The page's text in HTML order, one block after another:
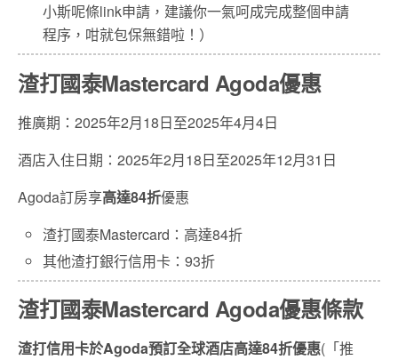
小斯呢條link申請，建議你一氣呵成完成整個申請
程序，咁就包保無錯啦！）
渣打國泰Mastercard Agoda優惠
推廣期：2025年2月18日至2025年4月4日
酒店入住日期：2025年2月18日至2025年12月31日
Agoda訂房享高達84折優惠
渣打國泰Mastercard：高達84折
其他渣打銀行信用卡：93折
渣打國泰Mastercard Agoda優惠條款
渣打信用卡於Agoda預訂全球酒店高達84折優惠(「推